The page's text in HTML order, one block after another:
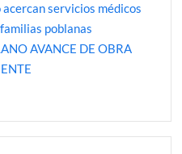
servicios médicos
poblanas
AVANCE DE OBRA